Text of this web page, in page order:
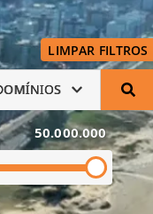
LIMPAR FILTROS
50.000.000